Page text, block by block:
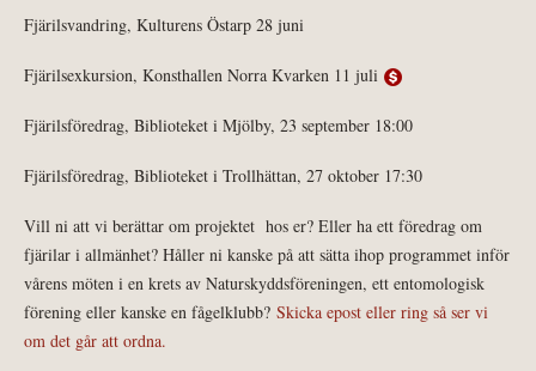
Fjärilsvandring, Kulturens Östarp 28 juni
Fjärilsexkursion, Konsthallen Norra Kvarken 11 juli
Fjärilsföredrag, Biblioteket i Mjölby, 23 september 18:00
Fjärilsföredrag, Biblioteket i Trollhättan, 27 oktober 17:30
Vill ni att vi berättar om projektet hos er? Eller ha ett föredrag om
fjärilar i allmänhet? Håller ni kanske på att sätta ihop programmet inför
vårens möten i en krets av Naturskyddsföreningen, ett entomologisk
förening eller kanske en fågelklubb? Skicka epost eller ring så ser vi
om det går att ordna.